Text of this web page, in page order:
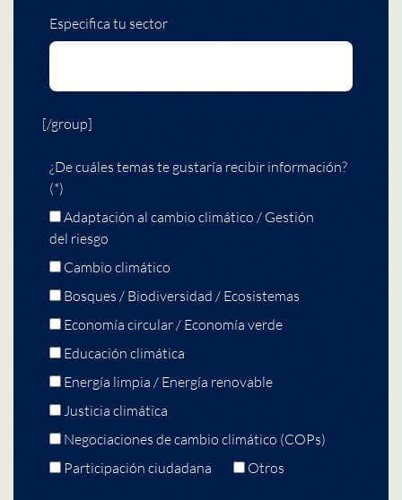
Especifica tu sector
[/group]
¿De cuáles temas te gustaría recibir información?
(*)
Adaptación al cambio climático / Gestión
del riesgo
Cambio climático
Bosques / Biodiversidad / Ecosistemas
Economía circular / Economía verde
Educación climática
Energía limpia / Energía renovable
Justicia climática
Negociaciones de cambio climático (COPs)
Participación ciudadana
Otros